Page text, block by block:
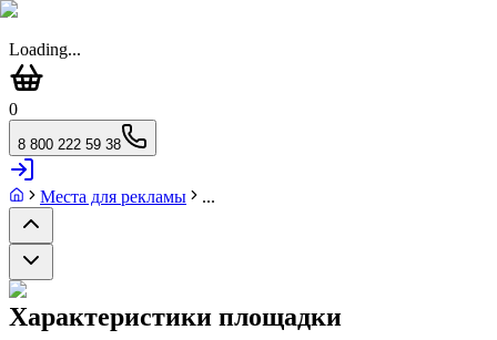
Loading...
0
8 800 222 59 38
Места для рекламы ...
Характеристики площадки